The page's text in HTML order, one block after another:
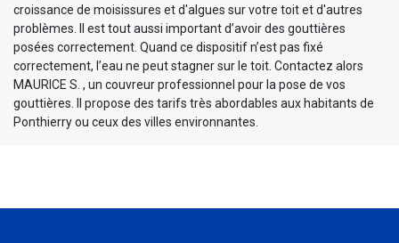
croissance de moisissures et d'algues sur votre toit et d'autres
problèmes. Il est tout aussi important d’avoir des gouttières
posées correctement. Quand ce dispositif n’est pas fixé
correctement, l’eau ne peut stagner sur le toit. Contactez alors
MAURICE S. , un couvreur professionnel pour la pose de vos
gouttières. Il propose des tarifs très abordables aux habitants de
Ponthierry ou ceux des villes environnantes.